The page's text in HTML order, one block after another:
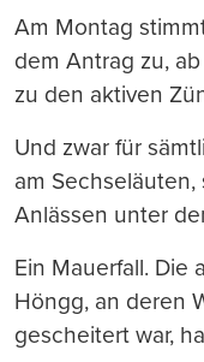
Am Montag
dem Antrag zu,
zu den aktiven
Und zwar für
am
Anlässen unter
Ein Mauerfall. Die
Höngg, an deren
gescheitert war,